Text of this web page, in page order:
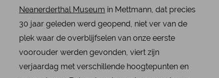
Neanerderthal Museum in Mettmann, dat precies
30 jaar geleden werd geopend, niet ver van de
plek waar de overblijfselen van onze eerste
voorouder werden gevonden, viert zijn
verjaardag met verschillende hoogtepunten en